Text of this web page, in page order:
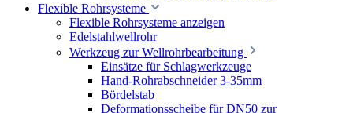
Flexible Rohrsysteme
Flexible Rohrsysteme anzeigen
Edelstahlwellrohr
Werkzeug zur Wellrohrbearbeitung
Einsätze für Schlagwerkzeuge
Hand-Rohrabschneider 3-35mm
Bördelstab
Deformationsscheibe für DN50 zur